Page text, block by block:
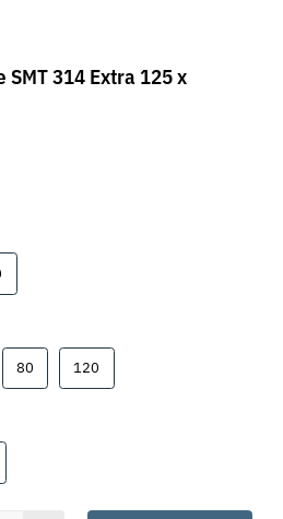
314 Extra 125 x
8080 120
Stück